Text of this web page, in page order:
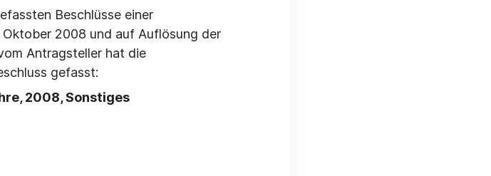
Beschlüsse einer
Oktober 2008 und auf Auflösung der
Antragsteller hat die
gefasst:
2008, Sonstiges